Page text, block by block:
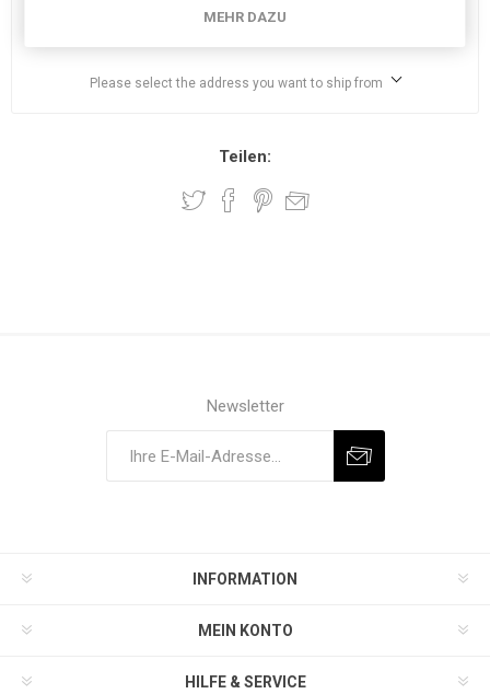
Please select the address you want to ship from
Teilen:
Newsletter
INFORMATION
MEIN KONTO
HILFE & SERVICE
MEHR DAZU